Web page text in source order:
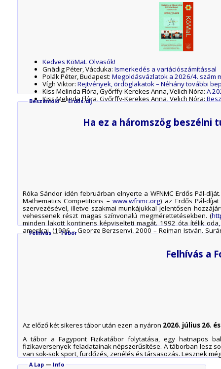
Kedves KöMaL Olvasók!
Gnädig Péter, Vácduka: Ismerkedés a variációszámítással
Polák Péter, Budapest: Megoldásvázlatok a 2026/4. szám
Vígh Viktor: Rejtvények, ördöglakatok – Néhány további
Kiss Melinda Flóra, Győrffy-Kerekes Anna, Velich Nóra: A
Kiss Melinda Flóra, Győrffy-Kerekes Anna, Velich Nóra:
A P. 5717. fizika feladat megoldása
A P. 5706. fizika feladat megoldása
A G. 915. fizika gyakorlat megoldása
Beszámoló—Erdős-díj
Ha ez a háromszög beszélni
Róka Sándor idén februárban elnyerte a WFNMC Erdős Pál-
Mathematics Competitions – www.wfnmc.org) az Erdős Pál-
szervezésével, illetve szakmai munkájukkal jelentősen
vehessenek részt magas színvonalú megmérettetésekben. (
minden lakott kontinens képviselteti magát. 1992 óta ítélik
amerikai. (1996 – George Berzsenyi, 2000 – Reiman István,
díjjal – héttel – az Amerikai Egyesült Államok büszkélkedhet, ezt
Felhívás—Tábor
Felhívás a
Az előző két sikeres tábor után ezen a nyáron 2026. július 26.
A tábor a Fagypont Fizikatábor folytatása, egy hatnapos
fizikaversenyek feladatainak népszerűsítése. A táborban lesz
van sok-sok sport, fürdőzés, zenélés és társasozás. Lesznek
A Lap — Info